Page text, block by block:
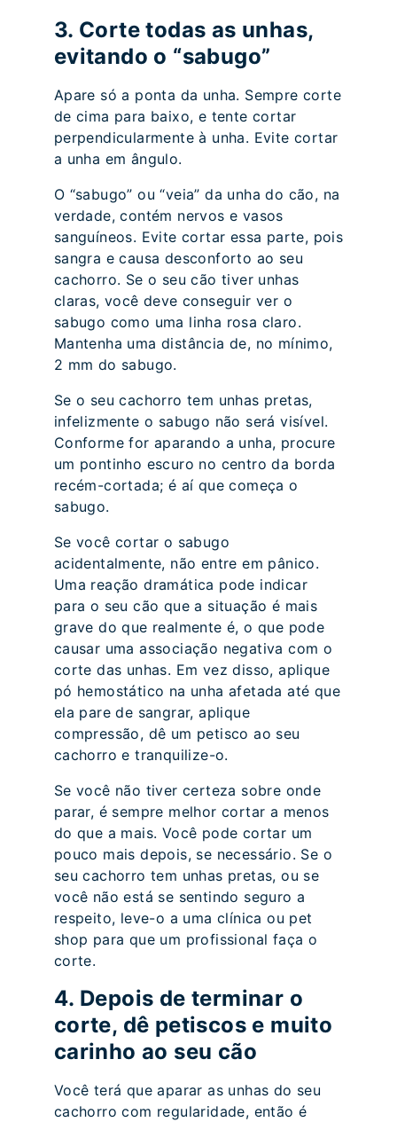
3. Corte todas as unhas,
evitando o “sabugo”
Apare só a ponta da unha. Sempre corte
de cima para baixo, e tente cortar
perpendicularmente à unha. Evite cortar
a unha em ângulo.
O “sabugo” ou “veia” da unha do cão, na
verdade, contém nervos e vasos
sanguíneos. Evite cortar essa parte, pois
sangra e causa desconforto ao seu
cachorro. Se o seu cão tiver unhas
claras, você deve conseguir ver o
sabugo como uma linha rosa claro.
Mantenha uma distância de, no mínimo,
2 mm do sabugo.
Se o seu cachorro tem unhas pretas,
infelizmente o sabugo não será visível.
Conforme for aparando a unha, procure
um pontinho escuro no centro da borda
recém-cortada; é aí que começa o
sabugo.
Se você cortar o sabugo
acidentalmente, não entre em pânico.
Uma reação dramática pode indicar
para o seu cão que a situação é mais
grave do que realmente é, o que pode
causar uma associação negativa com o
corte das unhas. Em vez disso, aplique
pó hemostático na unha afetada até que
ela pare de sangrar, aplique
compressão, dê um petisco ao seu
cachorro e tranquilize-o.
Se você não tiver certeza sobre onde
parar, é sempre melhor cortar a menos
do que a mais. Você pode cortar um
pouco mais depois, se necessário. Se o
seu cachorro tem unhas pretas, ou se
você não está se sentindo seguro a
respeito, leve-o a uma clínica ou pet
shop para que um profissional faça o
corte.
4. Depois de terminar o
corte, dê petiscos e muito
carinho ao seu cão
Você terá que aparar as unhas do seu
cachorro com regularidade, então é